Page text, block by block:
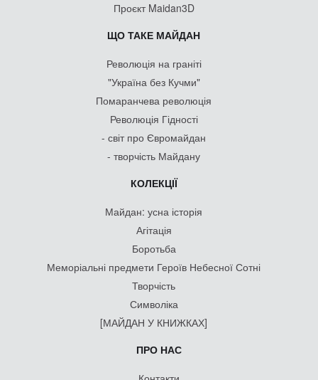
Проєкт Maidan3D
ЩО ТАКЕ МАЙДАН
Революція на граніті
"Україна без Кучми"
Помаранчева революція
Революція Гідності
- світ про Євромайдан
- творчість Майдану
КОЛЕКЦІЇ
Майдан: усна історія
Агітація
Боротьба
Меморіальні предмети Героїв Небесної Сотні
Творчість
Символіка
[МАЙДАН У КНИЖКАХ]
ПРО НАС